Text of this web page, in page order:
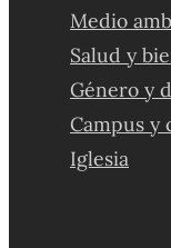
Medio
Salud y
Género y
Campus y
Iglesia